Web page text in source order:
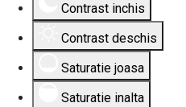
Contrast inchis
Contrast deschis
Saturatie joasa
Saturatie inalta